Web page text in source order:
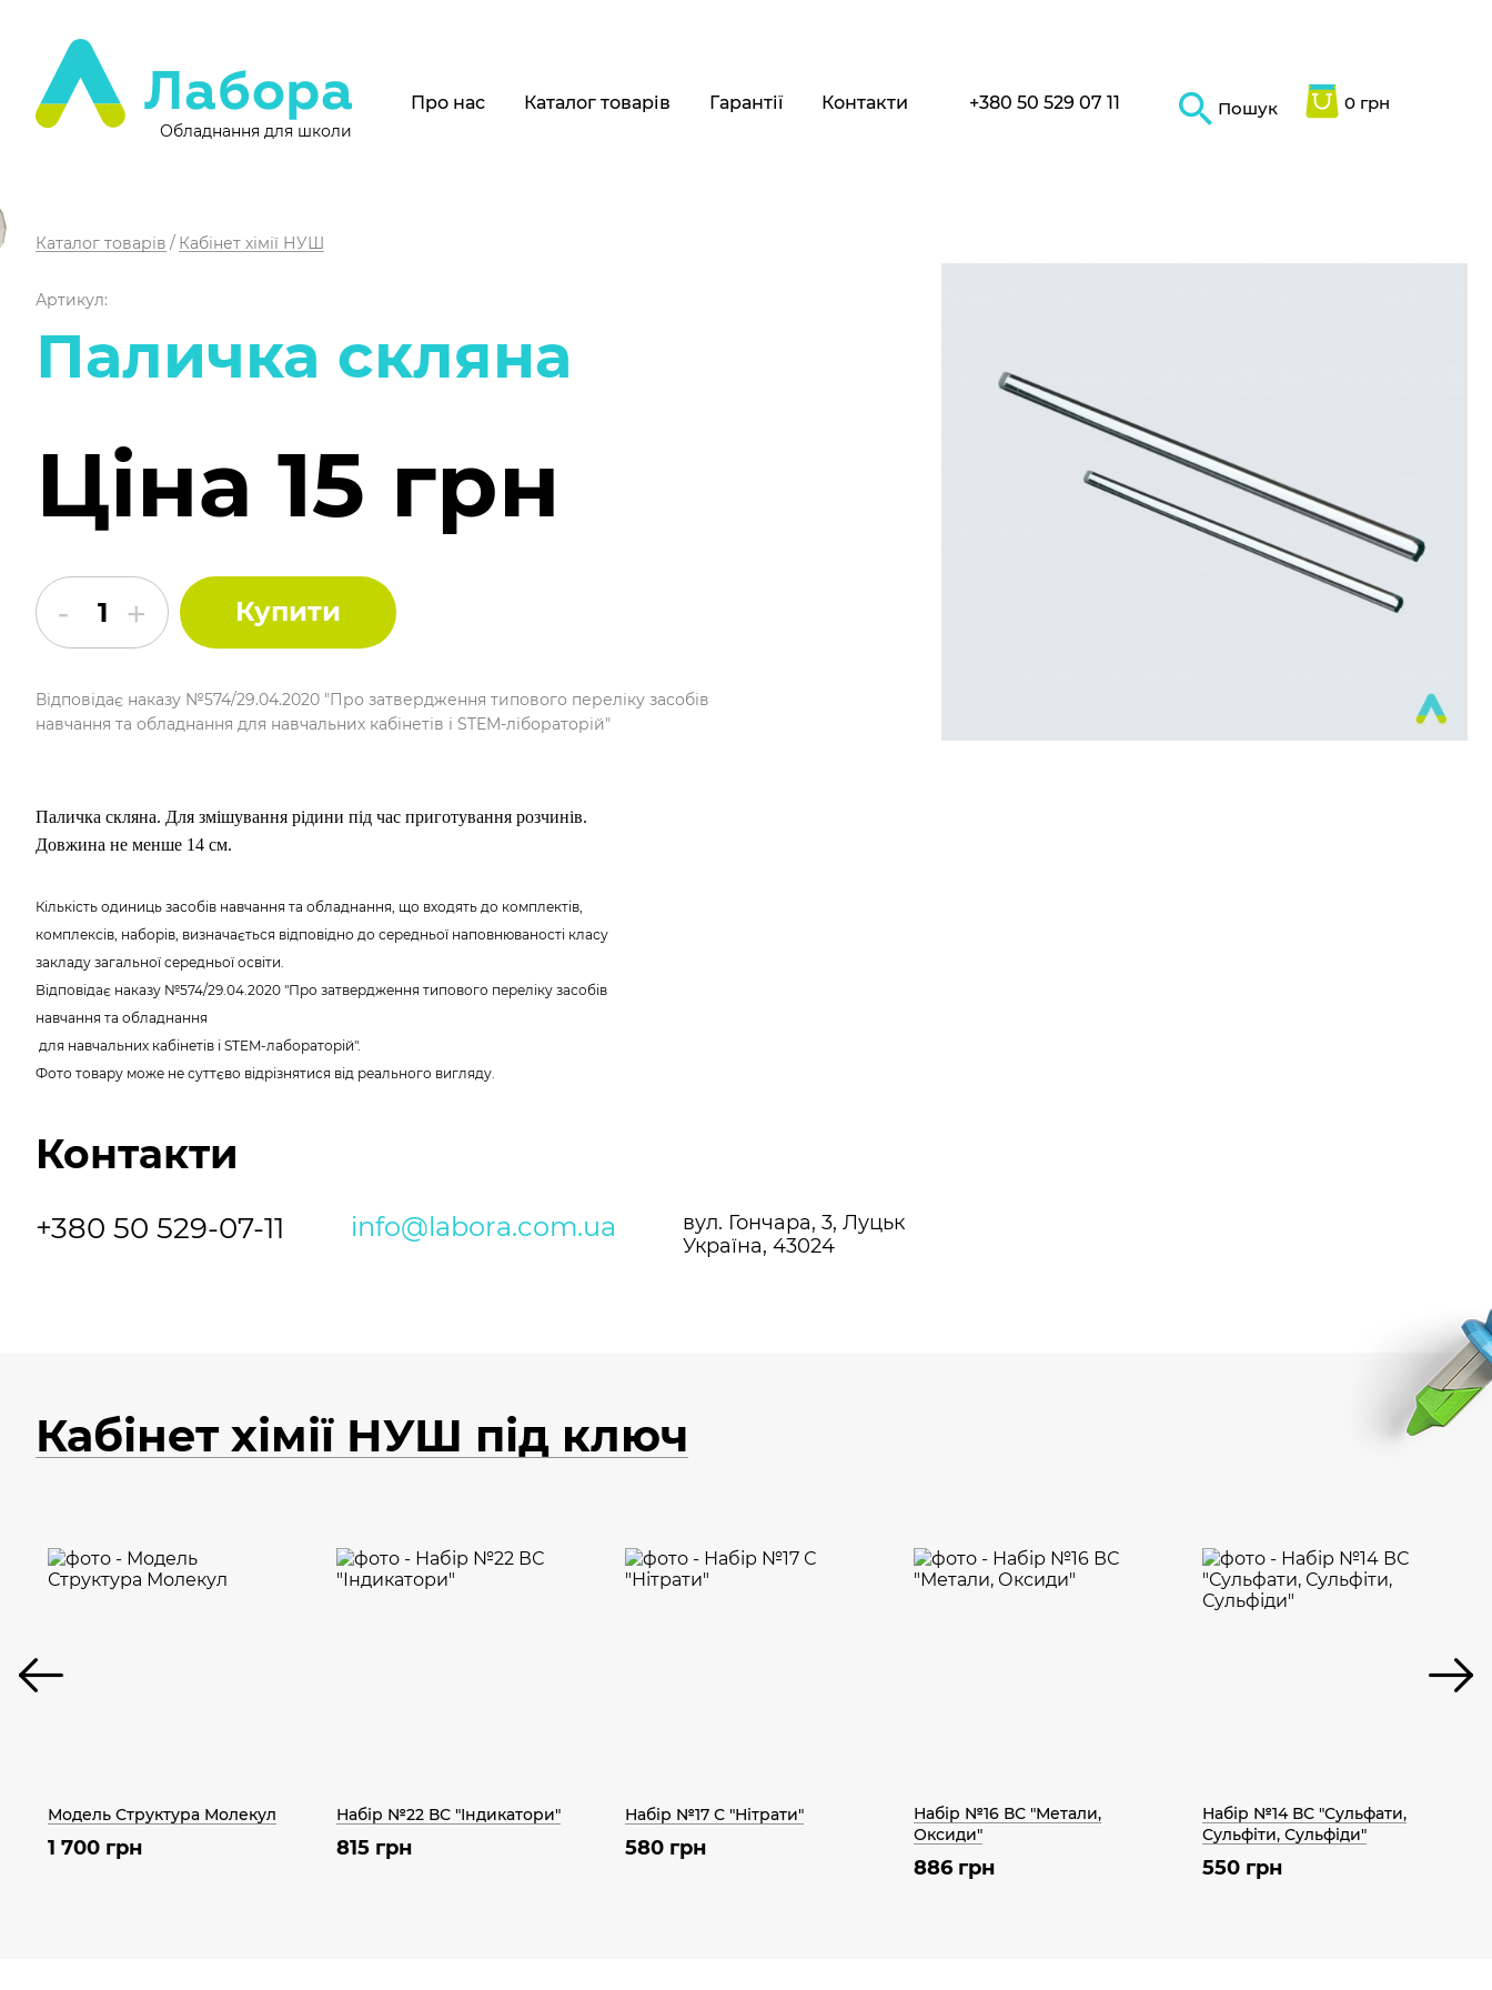
Обладнання для школи
Про нас Каталог товарів Гарантії Контакти +380 50 529 07 11 Пошук 0 грн
Каталог товарів Кабінет хімії НУШ
Артикул:
Паличка скляна
Ціна 15 грн
Купити
Відповідає наказу №574/29.04.2020 "Про затвердження типового переліку засобів
навчання та обладнання для навчальних кабінетів і STEM-лібораторій"
Паличка скляна. Для змішування рідини під час приготування розчинів.
Довжина не менше 14 см.
Кількість одиниць засобів навчання та обладнання, що входять до комплектів,
комплексів, наборів, визначається відповідно до середньої наповнюваності класу
закладу загальної середньої освіти.
Відповідає наказу №574/29.04.2020 "Про затвердження типового переліку засобів
навчання та обладнання
для навчальних кабінетів і STEM-лабораторій".
Фото товару може не суттєво відрізнятися від реального вигляду.
Контакти
+380 50 529-07-11 info@labora.com.ua
вул. Гончара, 3, Луцьк
Україна, 43024
Кабінет хімії НУШ під ключ
Модель Структура Молекул
1 700 грн
Набір №22 ВС "Індикатори"
815 грн
Набір №17 С "Нітрати"
580 грн
Набір №16 ВС "Метали,
Оксиди"
886 грн
Набір №14 ВС "Сульфати,
Сульфіти, Сульфіди"
550 грн